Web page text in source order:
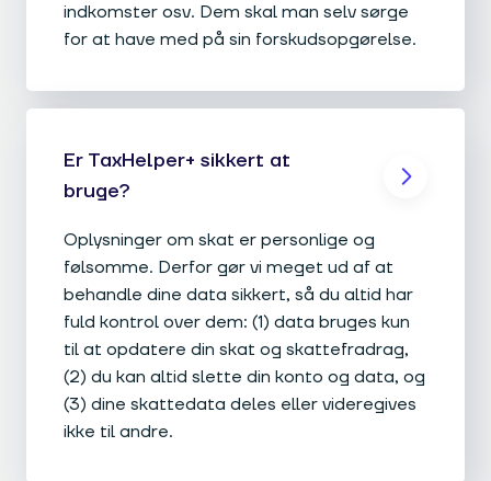
indkomster osv. Dem skal man selv sørge
for at have med på sin forskudsopgørelse.
Er TaxHelper+ sikkert at
bruge?
Oplysninger om skat er personlige og
følsomme. Derfor gør vi meget ud af at
behandle dine data sikkert, så du altid har
fuld kontrol over dem: (1) data bruges kun
til at opdatere din skat og skattefradrag,
(2) du kan altid slette din konto og data, og
(3) dine skattedata deles eller videregives
ikke til andre.